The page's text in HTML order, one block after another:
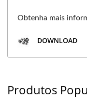
Obtenha mais
DOWNLOAD
Produtos